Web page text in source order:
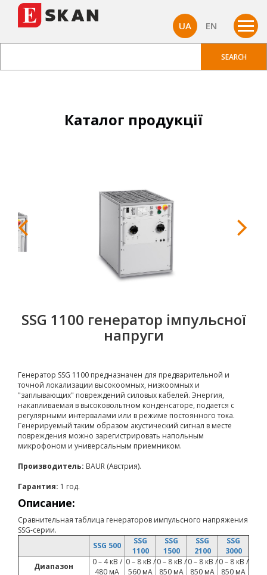
UA EN
Каталог продукції
SSG 1100 генератор імпульсної
напруги
Генератор SSG 1100 предназначен для предварительной и
точной локализации высокоомных, низкоомных и
"заплывающих" повреждений силовых кабелей. Энергия,
накапливаемая в высоковольтном конденсаторе, подается с
регулярными интервалами или в режиме постоянного тока.
Генерируемый таким образом акустический сигнал в месте
повреждения можно зарегистрировать напольным
микрофоном и универсальным приемником.
Производитель: BAUR (Австрия).
Гарантия: 1 год.
Описание:
Сравнительная таблица генераторов импульсного напряжения
SSG-серии.
SSG 500
SSG
1100
SSG
1500
SSG
2100
SSG
3000
Диапазон
0 – 4 кВ /
480 мА
0 – 8 кВ /
560 мА
0 – 8 кВ /
850 мА
0 – 8 кВ /
850 мА
0 – 8 кВ /
850 мА